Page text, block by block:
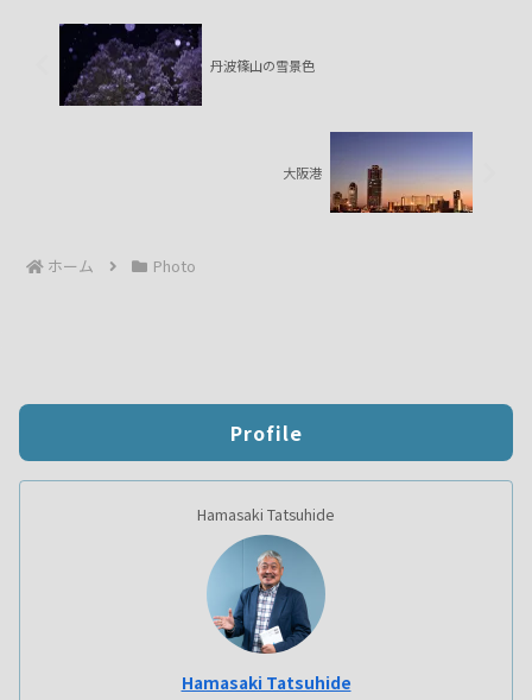
丹波篠山の雪景色
大阪港
ホーム Photo
Profile
Hamasaki Tatsuhide
Hamasaki Tatsuhide